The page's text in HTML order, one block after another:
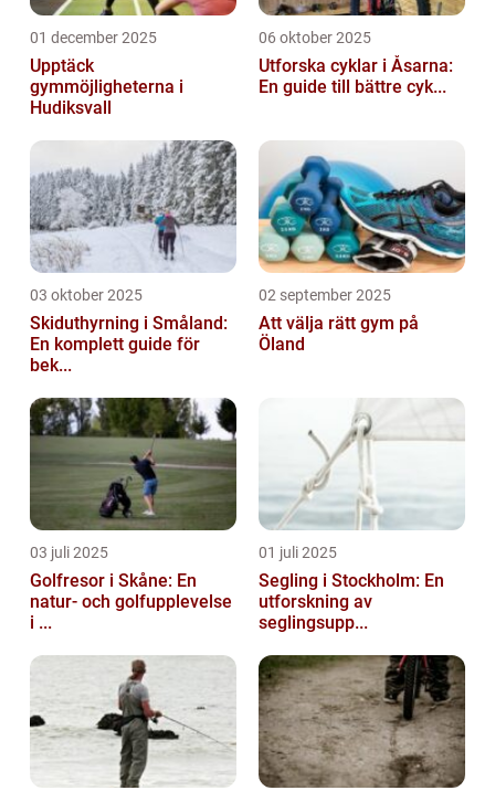
01 december 2025
Upptäck
gymmöjligheterna i
Hudiksvall
06 oktober 2025
Utforska cyklar i Åsarna:
En guide till bättre cyk...
03 oktober 2025
Skiduthyrning i Småland:
En komplett guide för
bek...
02 september 2025
Att välja rätt gym på
Öland
03 juli 2025
Golfresor i Skåne: En
natur- och golfupplevelse
i ...
01 juli 2025
Segling i Stockholm: En
utforskning av
seglingsupp...